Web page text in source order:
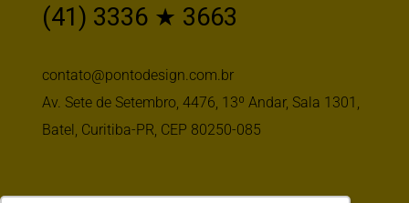
(41) 3336 ★ 3663
contato@pontodesign.com.br
Av. Sete de Setembro, 4476, 13º Andar, Sala 1301,
Batel, Curitiba-PR, CEP 80250-085